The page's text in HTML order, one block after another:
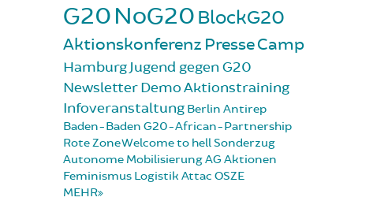
G20NoG20 BlockG20
Aktionskonferenz PresseCamp
HamburgJugend gegen G20
NewsletterDemoAktionstraining
Infoveranstaltung Berlin Antirep
Baden-Baden G20-African-Partnership
Rote ZoneWelcome to hellSonderzug
Autonome MobilisierungAG Aktionen
Feminismus Logistik Attac OSZE
MEHR